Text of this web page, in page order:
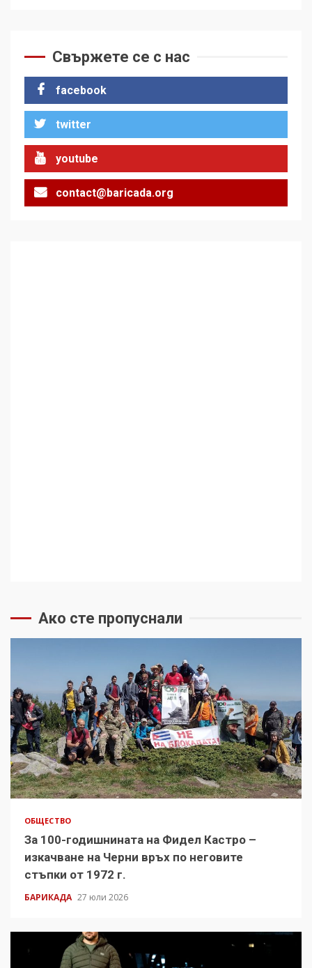
Свържете се с нас
facebook
twitter
youtube
contact@baricada.org
Ако сте пропуснали
ОБЩЕСТВО
За 100-годишнината на Фидел Кастро –
изкачване на Черни връх по неговите
стъпки от 1972 г.
БАРИКАДА 27 юли 2026